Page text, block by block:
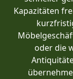
Kapazitäten
oder die